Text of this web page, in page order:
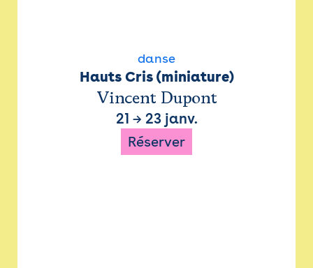
danse
Hauts Cris (miniature)
Vincent Dupont
21 → 23 janv.
Réserver